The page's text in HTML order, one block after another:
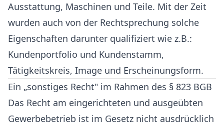
Ausstattung, Maschinen und Teile. Mit der Zeit
wurden auch von der Rechtsprechung solche
Eigenschaften darunter qualifiziert wie z.B.:
Kundenportfolio und Kundenstamm,
Tätigkeitskreis, Image und Erscheinungsform.
Ein „sonstiges Recht" im Rahmen des § 823 BGB
Das Recht am eingerichteten und ausgeübten
Gewerbebetrieb ist im Gesetz nicht ausdrücklich